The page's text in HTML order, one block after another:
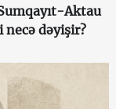
Aktau
dəyişir?